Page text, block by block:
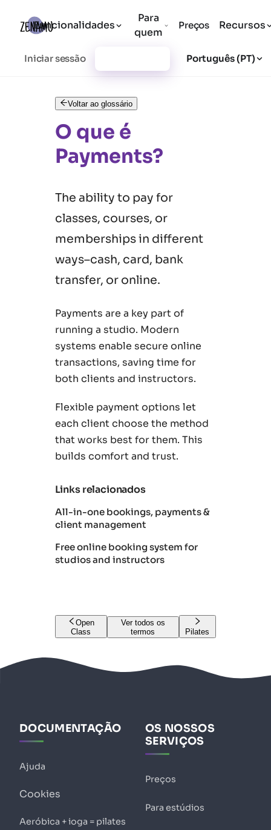
Funcionalidades
Para
quem
Preços Recursos
Iniciar sessão Português (PT)
Voltar ao glossário
O que é
Payments?
The ability to pay for
classes, courses, or
memberships in different
ways–cash, card, bank
transfer, or online.
Payments are a key part of
running a studio. Modern
systems enable secure online
transactions, saving time for
both clients and instructors.
Flexible payment options let
each client choose the method
that works best for them. This
builds comfort and trust.
Links relacionados
All-in-one bookings, payments &
client management
Free online booking system for
studios and instructors
Open
Class
Ver todos os
termos
Pilates
DOCUMENTAÇÃO
Ajuda
Cookies
Aeróbica + ioga = pilates
OS NOSSOS
SERVIÇOS
Preços
Para estúdios